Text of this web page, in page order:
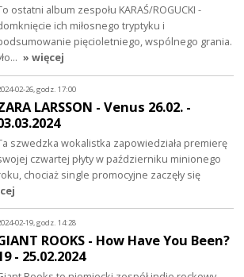
ostatni album zespołu KARAŚ/ROGUCKI -
ich miłosnego tryptyku i
pięcioletniego, wspólnego grania.
» więcej
02-26, godz. 17:00
LARSSON - Venus 26.02. -
szwedzka wokalistka zapowiedziała premierę
czwartej płyty w październiku minionego
chociaż single promocyjne zaczęły się
02-19, godz. 14:28
ROOKS - How Have You Been?
- 25.02.2024